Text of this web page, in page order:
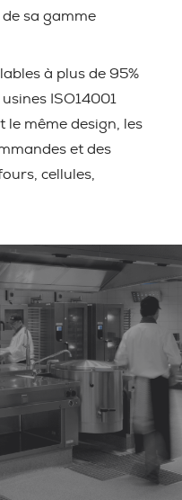
sa gamme
à plus de 95%
ISO14001
le même design, les
et des
cellules,